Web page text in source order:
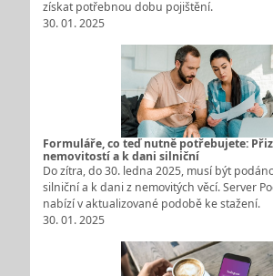
získat potřebnou dobu pojištění.
30. 01. 2025
Formuláře, co teď nutně potřebujete:
nemovitostí a k dani silniční
Do zítra, do 30. ledna 2025, musí být
silniční a k dani z nemovitých věcí. Server
nabízí v aktualizované podobě ke stažení.
30. 01. 2025